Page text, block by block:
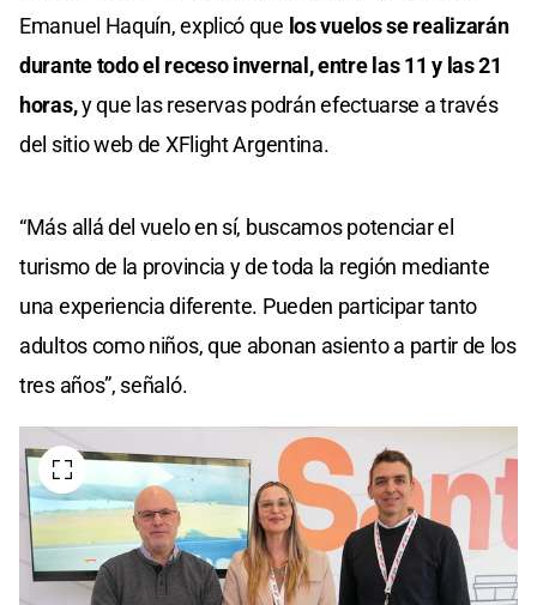
Emanuel Haquín, explicó que los vuelos se realizarán
durante todo el receso invernal, entre las 11 y las 21
horas,y que las reservas podrán efectuarse a través
del sitio web de XFlight Argentina.
“Más allá del vuelo en sí, buscamos potenciar el
turismo de la provincia y de toda la región mediante
una experiencia diferente. Pueden participar tanto
adultos como niños, que abonan asiento a partir de los
tres años”, señaló.